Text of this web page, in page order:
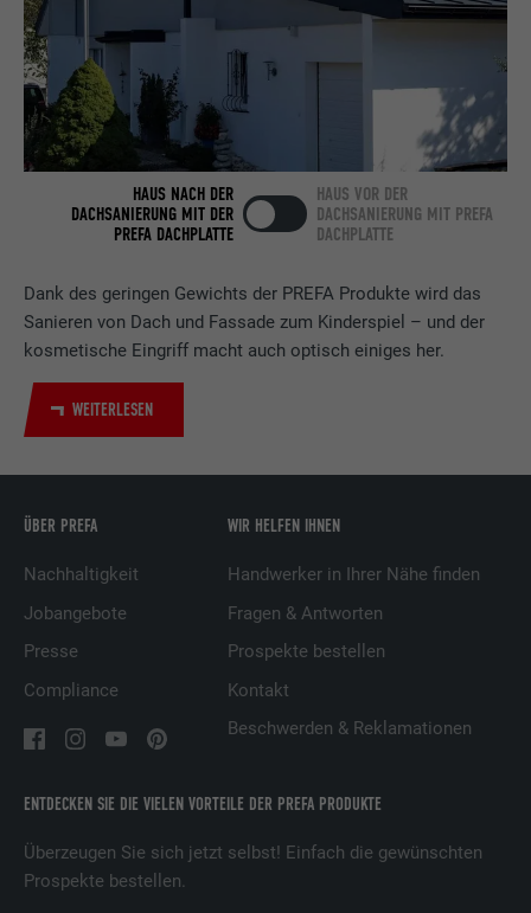
Dank des geringen Gewichts der PREFA Produkte wird das
Sanieren von Dach und Fassade zum Kinderspiel – und der
kosmetische Eingriff macht auch optisch einiges her.
WEITERLESEN
HAUS NACH DER
DACHSANIERUNG MIT DER
PREFA DACHPLATTE
HAUS VOR DER
DACHSANIERUNG MIT PREFA
DACHPLATTE
ENTDECKEN SIE DIE VIELEN VORTEILE DER PREFA PRODUKTE
Überzeugen Sie sich jetzt selbst! Einfach die gewünschten
Prospekte bestellen.
ÜBER PREFA
Nachhaltigkeit
Jobangebote
Presse
Compliance
WIR HELFEN IHNEN
Handwerker in Ihrer Nähe finden
Fragen & Antworten
Prospekte bestellen
Kontakt
Beschwerden & Reklamationen
Zweck
Verwendet vom Social-Networking-Dienst
LinkedIn für die Verfolgung der
Verwendung von eingebetteten
Dienstleistungen.
Name bscookie
Anbieter LinkedIn
Verwendet vom Social-Networking-Dienst
LinkedIn für die Verfolgung der
Verwendung von eingebetteten
Zweck
Wird verwendet, um Besucher auf
relevante Werbung basierend auf den
Präferenzen des Besuchers zu
Anbieter LinkedIn